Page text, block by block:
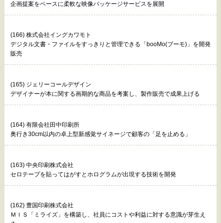
企画提案をベースに柔軟な映像パッケージサービスを展開
(166) 株式会社イングカワモト
デジタル文書・ファイルをすっきりと管理できる「booMo(ブーモ)」を開発
販売
(165) ジェリーコールデザイン
デザイナーが本に関する画期的な商品を考案し、製作販売で成果上げる
(164) 有限会社田中印刷所
奥行き30cm以内の卓上型新感覚サイネージで顧客の「足を止める」
(163) 中央印刷株式会社
セロテープを貼ってはがすとホログラムが出現する技術を開発
(162) 豊国印刷株式会社
ＭＩＳ「ミライズ」を構築し、社員にコストや利益に対する意識が芽生え